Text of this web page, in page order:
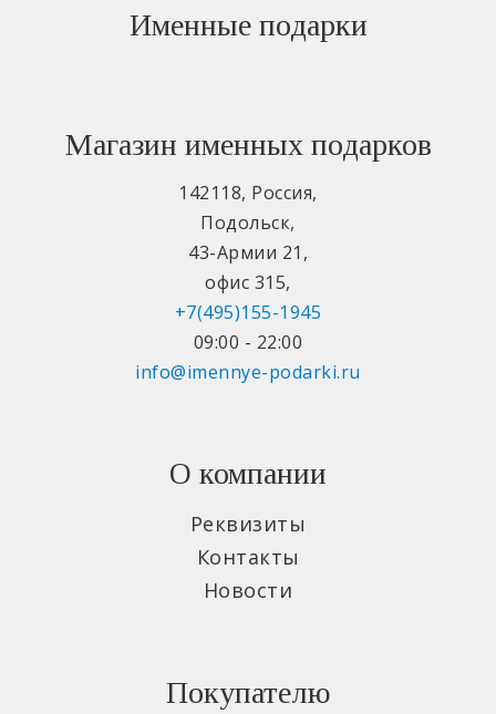
Именные подарки
Магазин именных подарков
142118, Россия,
Подольск,
43-Армии 21 ,
офис 315,
+7(495)155-1945
09:00 - 22:00
info@imennye-podarki.ru
О компании
Реквизиты
Контакты
Новости
Покупателю